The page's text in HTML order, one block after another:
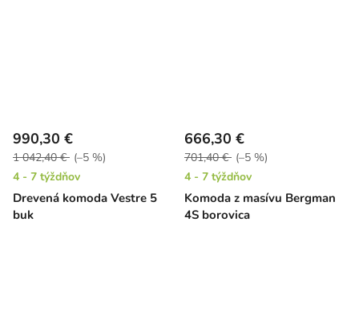
Drevená komoda Vestre 5
buk
990,30 €
1 042,40 € (–5 %)
4 - 7 týždňov
Komoda z masívu Bergman
4S borovica
666,30 €
701,40 € (–5 %)
4 - 7 týždňov